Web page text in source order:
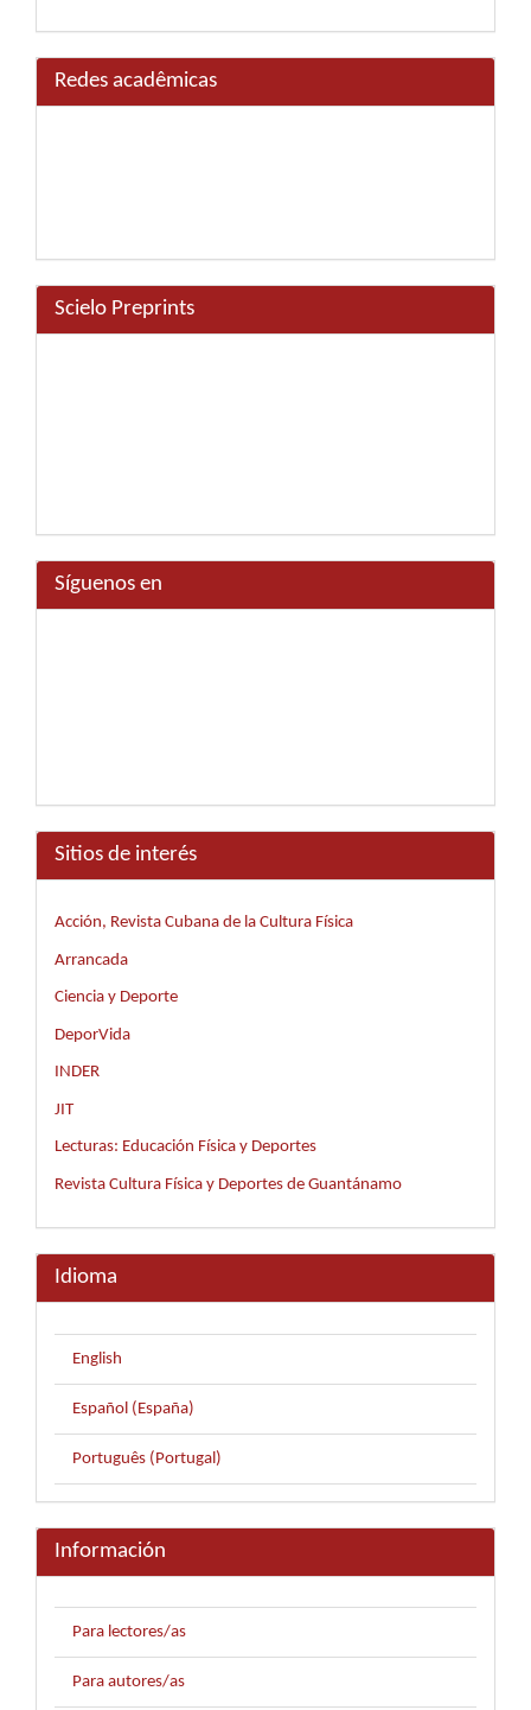
Redes acadêmicas
Scielo Preprints
Síguenos en
Sitios de interés
Acción, Revista Cubana de la Cultura Física
Arrancada
Ciencia y Deporte
DeporVida
INDER
JIT
Lecturas: Educación Física y Deportes
Revista Cultura Física y Deportes de Guantánamo
Idioma
English
Español (España)
Português (Portugal)
Información
Para lectores/as
Para autores/as